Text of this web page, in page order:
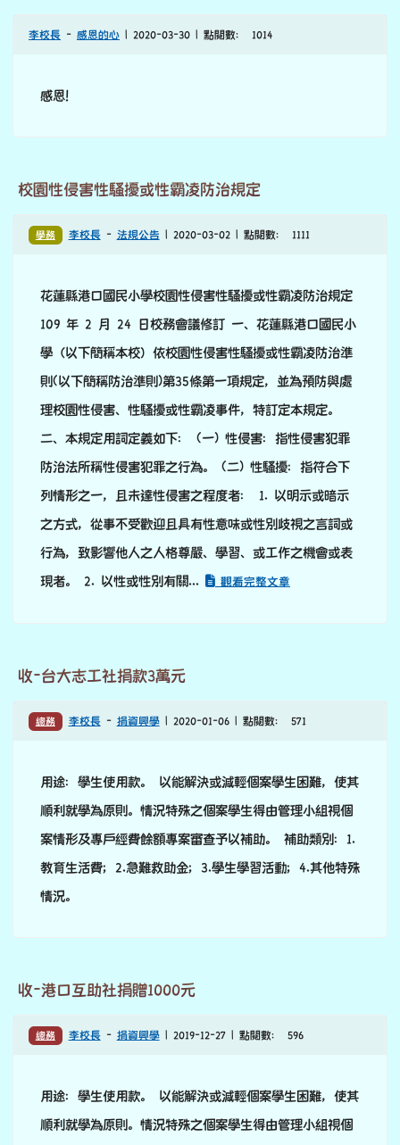
李校長 - 感恩的心 | 2020-03-30 | 點閱數： 1014
感恩！
校園性侵害性騷擾或性霸凌防治規定
學務 李校長- 法規公告 | 2020-03-02 | 點閱數： 1111
花蓮縣港口國民小學校園性侵害性騷擾或性霸凌防治規定
109 年 2 月 24 日校務會議修訂 一、花蓮縣港口國民小
學（以下簡稱本校）依校園性侵害性騷擾或性霸凌防治準
則(以下簡稱防治準則)第35條第一項規定，並為預防與處
理校園性侵害、性騷擾或性霸凌事件，特訂定本規定。
二、本規定用詞定義如下： (一) 性侵害：指性侵害犯罪
防治法所稱性侵害犯罪之行為。 (二) 性騷擾：指符合下
列情形之一，且未達性侵害之程度者： 1. 以明示或暗示
之方式，從事不受歡迎且具有性意味或性別歧視之言詞或
行為，致影響他人之人格尊嚴、學習、或工作之機會或表
現者。 2. 以性或性別有關...
觀看完整文章
收-台大志工社捐款3萬元
總務 李校長- 捐資興學| 2020-01-06 | 點閱數： 571
用途：學生使用款。 以能解決或減輕個案學生困難，使其
順利就學為原則。情況特殊之個案學生得由管理小組視個
案情形及專戶經費餘額專案審查予以補助。 補助類別：1.
教育生活費；2.急難救助金；3.學生學習活動；4.其他特殊
情況。
收-港口互助社捐贈1000元
總務 李校長- 捐資興學| 2019-12-27 | 點閱數： 596
用途：學生使用款。 以能解決或減輕個案學生困難，使其
順利就學為原則。情況特殊之個案學生得由管理小組視個